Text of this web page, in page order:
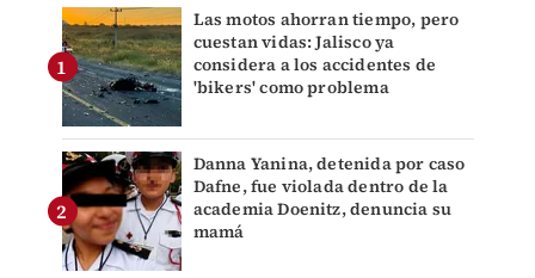
Las motos ahorran tiempo, pero
cuestan vidas: Jalisco ya
considera a los accidentes de
'bikers' como problema
Danna Yanina, detenida por caso
Dafne, fue violada dentro de la
academia Doenitz, denuncia su
mamá